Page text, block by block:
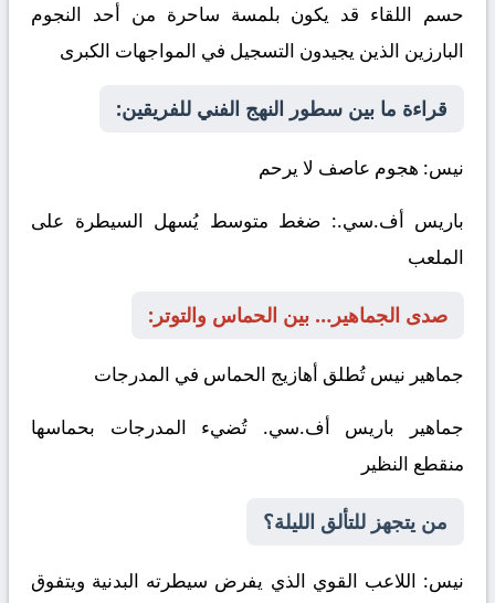
حسم اللقاء قد يكون بلمسة ساحرة من أحد النجوم
البارزين الذين يجيدون التسجيل في المواجهات الكبرى
قراءة ما بين سطور النهج الفني للفريقين:
نيس: هجوم عاصف لا يرحم
باريس أف.سي.: ضغط متوسط يُسهل السيطرة على
الملعب
صدى الجماهير… بين الحماس والتوتر:
جماهير نيس تُطلق أهازيج الحماس في المدرجات
جماهير باريس أف.سي. تُضيء المدرجات بحماسها
منقطع النظير
من يتجهز للتألق الليلة؟
نيس: اللاعب القوي الذي يفرض سيطرته البدنية ويتفوق